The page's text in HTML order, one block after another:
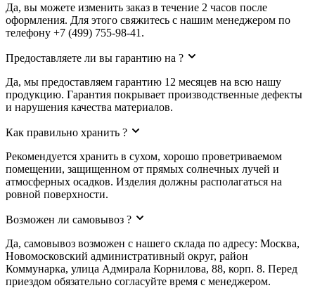
Да, вы можете изменить заказ в течение 2 часов после
оформления. Для этого свяжитесь с нашим менеджером по
телефону +7 (499) 755-98-41.
Предоставляете ли вы гарантию на ?
Да, мы предоставляем гарантию 12 месяцев на всю нашу
продукцию. Гарантия покрывает производственные дефекты
и нарушения качества материалов.
Как правильно хранить ?
Рекомендуется хранить в сухом, хорошо проветриваемом
помещении, защищенном от прямых солнечных лучей и
атмосферных осадков. Изделия должны располагаться на
ровной поверхности.
Возможен ли самовывоз ?
Да, самовывоз возможен с нашего склада по адресу: Москва,
Новомосковский административный округ, район
Коммунарка, улица Адмирала Корнилова, 88, корп. 8. Перед
приездом обязательно согласуйте время с менеджером.